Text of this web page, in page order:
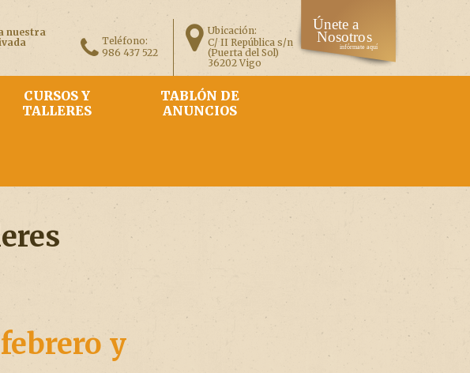
nuestra
Teléfono:
986 437 522
Ubicación:
C/ II República s/n
(Puerta del Sol)
36202 Vigo
CURSOS Y
TALLERES
TABLÓN DE
ANUNCIOS
y